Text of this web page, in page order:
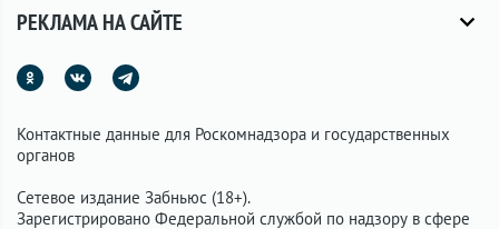
РЕКЛАМА НА САЙТЕ
Контактные данные для Роскомнадзора и государственных
органов
Сетевое издание Забньюс (18+).
Зарегистрировано Федеральной службой по надзору в сфере